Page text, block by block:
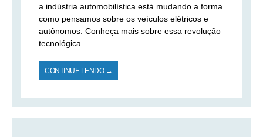
a indústria automobilística está mudando a forma
como pensamos sobre os veículos elétricos e
autônomos. Conheça mais sobre essa revolução
tecnológica.
CONTINUE LENDO →